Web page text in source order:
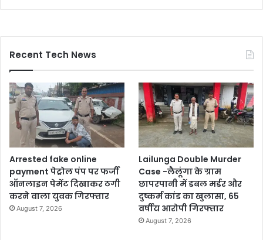
Recent Tech News
Arrested fake online
payment पेट्रोल पंप पर फर्जी
ऑनलाइन पेमेंट दिखाकर ठगी
करने वाला युवक गिरफ्तार
August 7, 2026
Lailunga Double Murder
Case -लैलूंगा के ग्राम
छापरपानी में डबल मर्डर और
दुष्कर्म कांड का खुलासा, 65
वर्षीय आरोपी गिरफ्तार
August 7, 2026